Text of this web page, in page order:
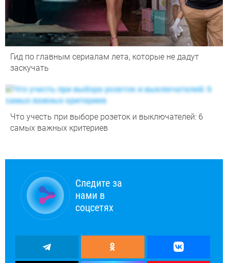
Гид по главным сериалам лета, которые не дадут
заскучать
Что учесть при выборе розеток и выключателей: 6
самых важных критериев
Следите за
нами в
соцсетях